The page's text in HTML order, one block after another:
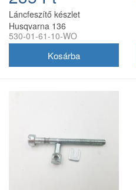
Láncfeszítő készlet
Husqvarna 136
láncfűrészhez utángyártott
530-01-61-10-WO